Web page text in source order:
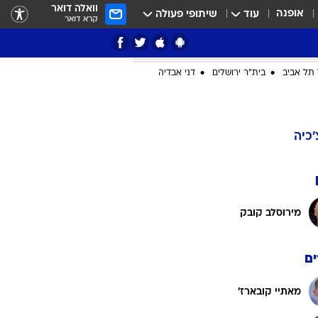
אופנה עוד שיתופי פעולה וואלה דואר
קרא דואר
תל אביב בית"ר ירושלים דני אבדיה
מירוסלב קובק
מאתיי קובארז'